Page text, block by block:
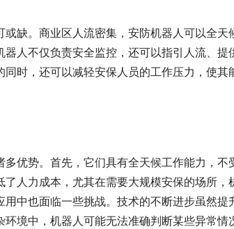
缺。商业区人流密集，安防机器人可以全天
人不仅负责安全监控，还可以指引人流、提
时，还可以减轻安保人员的工作压力，使其
优势。首先，它们具有全天候工作能力，不
人力成本，尤其在需要大规模安保的场所，
中也面临一些挑战。技术的不断进步虽然提
境中，机器人可能无法准确判断某些异常情